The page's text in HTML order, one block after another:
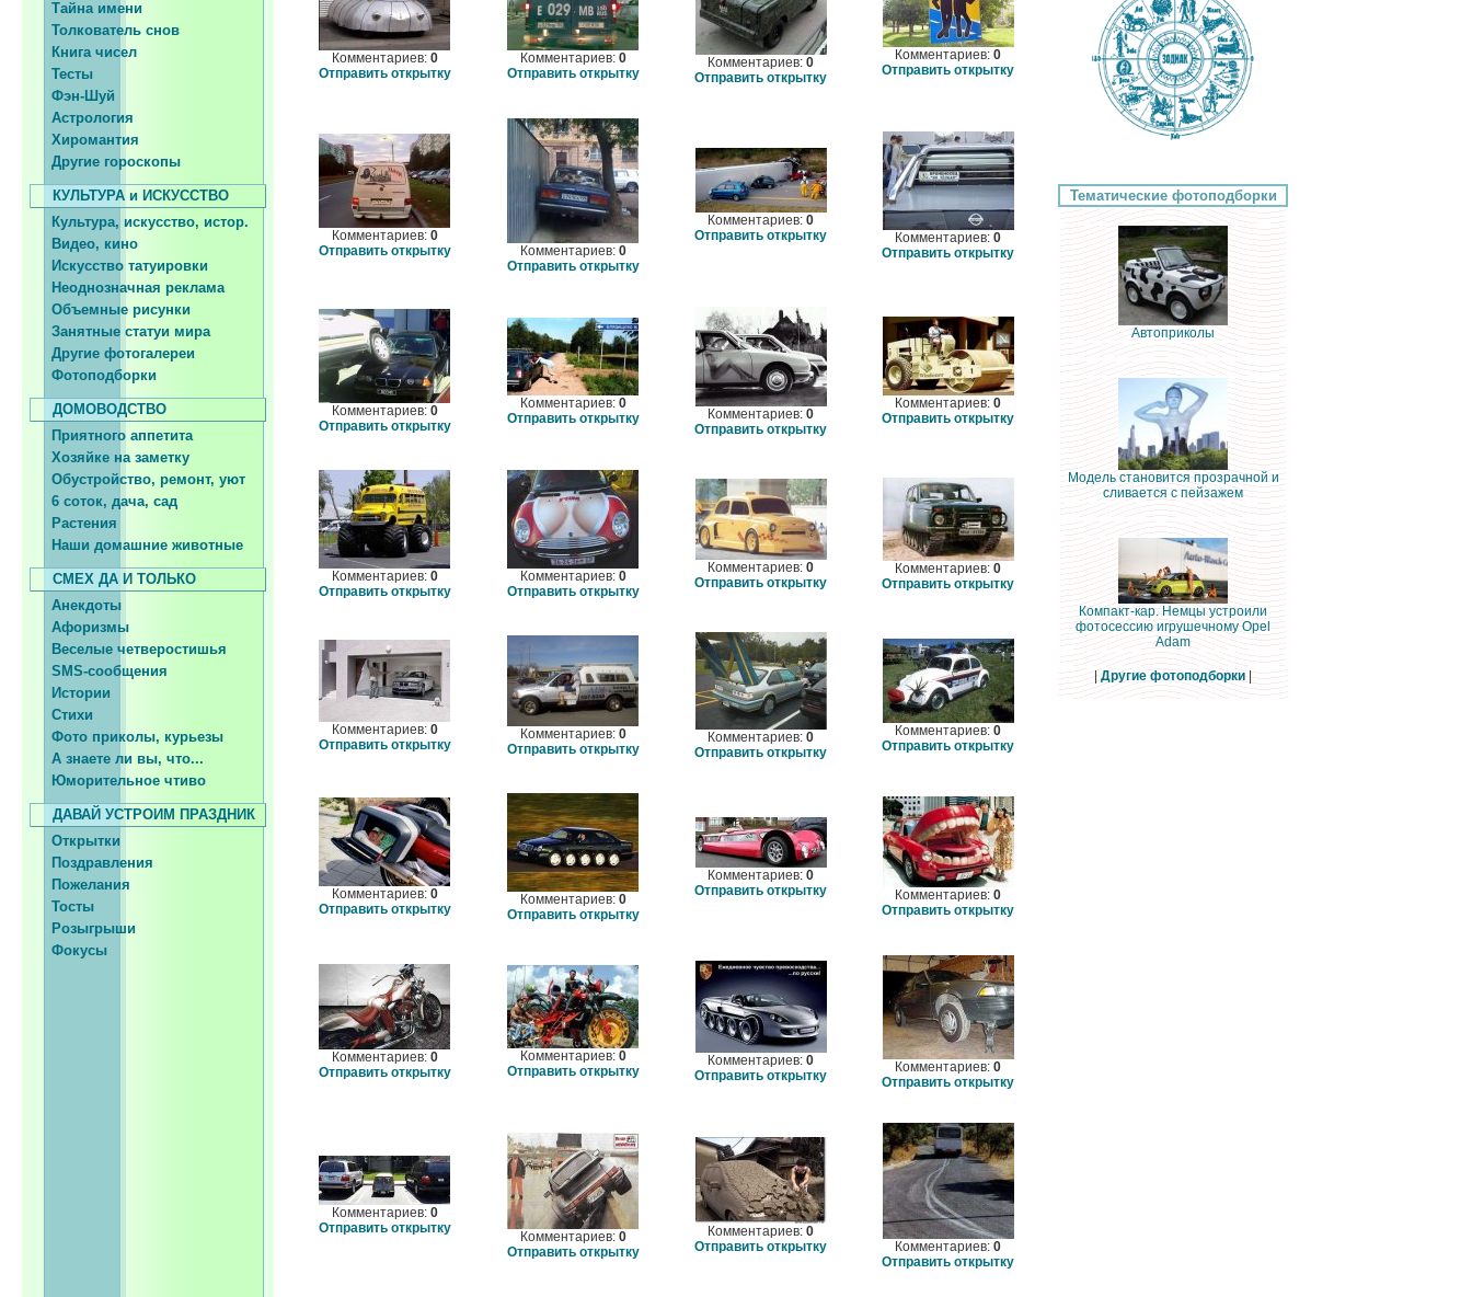
Тайна имени
Толкователь снов
Книга чисел
Тесты
Фэн-Шуй
Астрология
Хиромантия
Другие гороскопы
КУЛЬТУРА и ИСКУССТВО
Культура, искусство, истор.
Видео, кино
Искусство татуировки
Неоднозначная реклама
Объемные рисунки
Занятные статуи мира
Другие фотогалереи
Фотоподборки
ДОМОВОДСТВО
Приятного аппетита
Хозяйке на заметку
Обустройство, ремонт, уют
6 соток, дача, сад
Растения
Наши домашние животные
СМЕХ ДА И ТОЛЬКО
Анекдоты
Афоризмы
Веселые четверостишья
SMS-сообщения
Истории
Стихи
Фото приколы, курьезы
А знаете ли вы, что...
Юморительное чтиво
ДАВАЙ УСТРОИМ ПРАЗДНИК
Открытки
Поздравления
Пожелания
Тосты
Розыгрыши
Фокусы
Комментариев: 0
Отправить открытку
Комментариев: 0
Отправить открытку
Комментариев: 0
Отправить открытку
Комментариев: 0
Отправить открытку
Комментариев: 0
Отправить открытку
Комментариев: 0
Отправить открытку
Комментариев: 0
Отправить открытку
Комментариев: 0
Отправить открытку
Комментариев: 0
Отправить открытку
Комментариев: 0
Отправить открытку
Комментариев: 0
Отправить открытку
Комментариев: 0
Отправить открытку
Комментариев: 0
Отправить открытку
Комментариев: 0
Отправить открытку
Комментариев: 0
Отправить открытку
Комментариев: 0
Отправить открытку
Комментариев: 0
Отправить открытку
Комментариев: 0
Отправить открытку
Комментариев: 0
Отправить открытку
Комментариев: 0
Отправить открытку
Комментариев: 0
Отправить открытку
Комментариев: 0
Отправить открытку
Комментариев: 0
Отправить открытку
Комментариев: 0
Отправить открытку
Комментариев: 0
Отправить открытку
Комментариев: 0
Отправить открытку
Комментариев: 0
Отправить открытку
Комментариев: 0
Отправить открытку
Комментариев: 0
Отправить открытку
Комментариев: 0
Отправить открытку
Комментариев: 0
Отправить открытку
Комментариев: 0
Отправить открытку
Тематические фотоподборки
Автоприколы
Модель становится прозрачной и
сливается с пейзажем
Компакт-кар. Немцы устроили
фотосессию игрушечному Opel
Adam
Другие фотоподборки